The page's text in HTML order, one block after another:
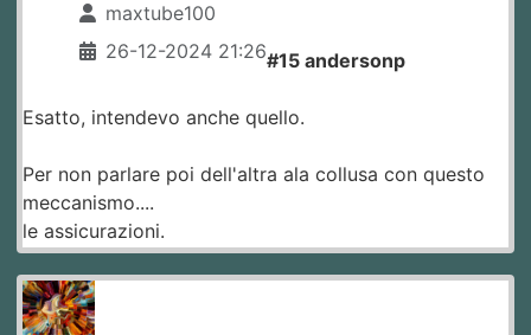
maxtube100
26-12-2024 21:26#15 andersonp
Esatto, intendevo anche quello.
Per non parlare poi dell'altra ala collusa con questo
meccanismo....
le assicurazioni.